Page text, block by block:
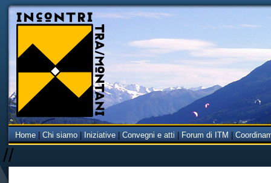
Home Chi siamo Iniziative Convegni e atti Forum di ITM
//